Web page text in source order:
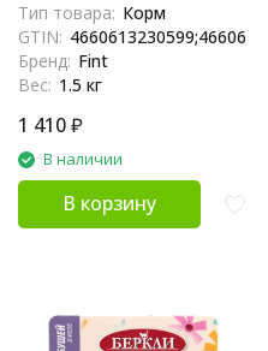
100 г х 15 шт
Тип товара: Корм
GTIN:
Бренд: Fint
Вес: 1.5 кг
1 410₽
В наличии
В корзину